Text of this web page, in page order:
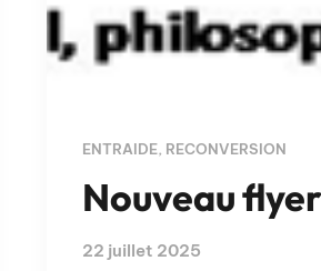
ENTRAIDE, RECONVERSION
Nouveau
22 juillet 2025